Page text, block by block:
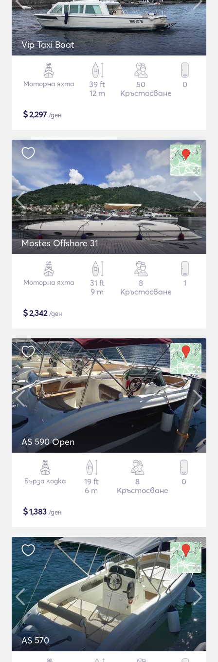
Vip Taxi Boat
Моторна яхта
39 ft
12 m
50
Кръстосване
0
$2,297 /ден
Mostes Offshore 31
Моторна яхта
31 ft
9 m
8
Кръстосване
1
$2,342/ден
AS 590 Open
Бърза лодка
19 ft
6 m
8
Кръстосване
0
$1,383 /ден
AS 570